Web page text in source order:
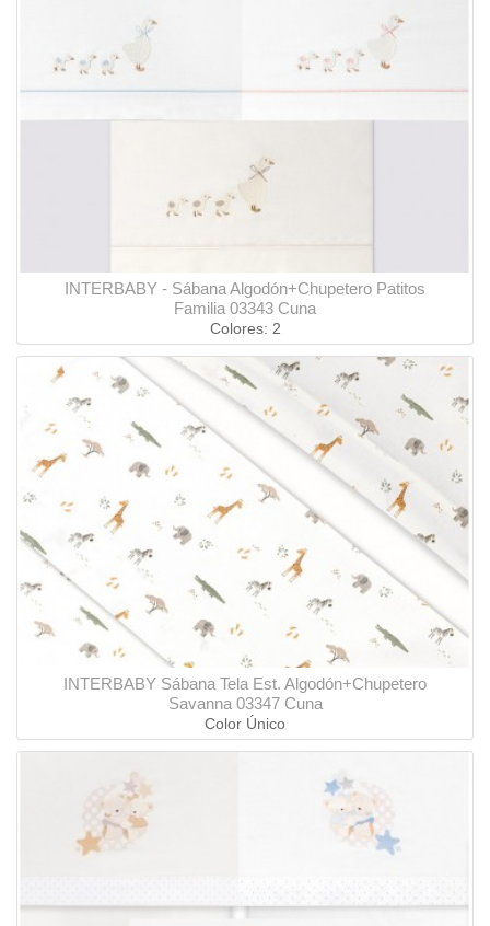
INTERBABY - Sábana Algodón+Chupetero Patitos
Familia 03343 Cuna
Colores: 2
INTERBABY Sábana Tela Est. Algodón+Chupetero
Savanna 03347 Cuna
Color Único